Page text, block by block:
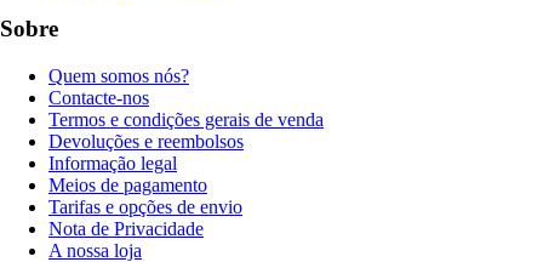
Sobre
Quem somos nós?
Contacte-nos
Termos e condições gerais de venda
Devoluções e reembolsos
Informação legal
Meios de pagamento
Tarifas e opções de envio
Nota de Privacidade
A nossa loja